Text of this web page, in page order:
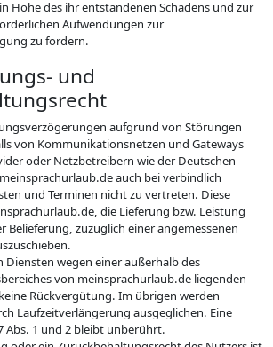
Höhe des ihr entstandenen Schadens und zur
Aufwendungen zur
zu fordern.
und
aufgrund von Störungen
von Kommunikationsnetzen und Gateways
oder Netzbetreibern wie der Deutschen
auch bei verbindlich
und Terminen nicht zu vertreten. Diese
die Lieferung bzw. Leistung
Belieferung, zuzüglich einer angemessenen
Diensten wegen einer außerhalb des
von meinsprachurlaub.de liegenden
Rückvergütung. Im übrigen werden
Laufzeitverlängerung ausgeglichen. Eine
Abs. 1 und 2 bleibt unberührt.